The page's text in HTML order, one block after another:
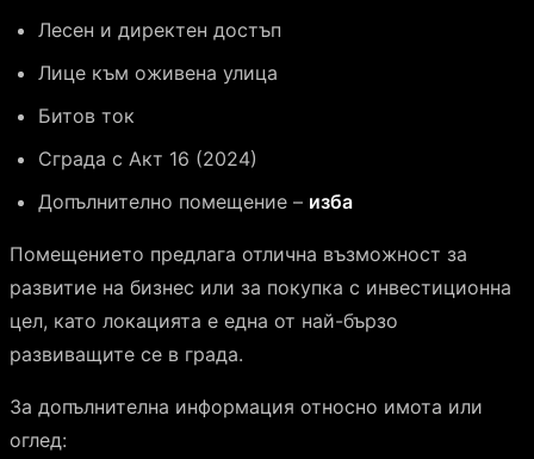
Лесен и директен достъп
Лице към оживена улица
Битов ток
Сграда с Акт 16 (2024)
Допълнително помещение – изба
Помещението предлага отлична възможност за
развитие на бизнес или за покупка с инвестиционна
цел, като локацията е една от най-бързо
развиващите се в града.
За допълнителна информация относно имота или
оглед: